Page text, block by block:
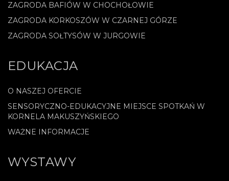
ZAGRODA BAFIÓW W CHOCHOŁOWIE
ZAGRODA KORKOSZÓW W CZARNEJ GÓRZE
ZAGRODA SOŁTYSÓW W JURGOWIE
EDUKACJA
O NASZEJ OFERCIE
SENSORYCZNO-EDUKACYJNE MIEJSCE SPOTKAŃ W
KORNELA MAKUSZYŃSKIEGO
WAŻNE INFORMACJE
WYSTAWY